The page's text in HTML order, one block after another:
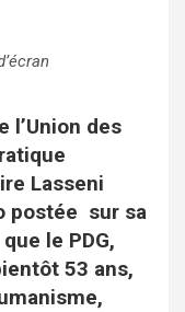
l’Union des
Lasseni
postée sur sa
le PDG,
53 ans,